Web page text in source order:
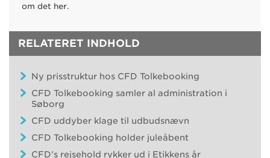
om det her.
RELATERET INDHOLD
Ny prisstruktur hos CFD Tolkebooking
CFD Tolkebooking samler al administration i
Søborg
CFD uddyber klage til udbudsnævn
CFD Tolkebooking holder juleåbent
CFD’s rejsehold rykker ud i Etikkens år